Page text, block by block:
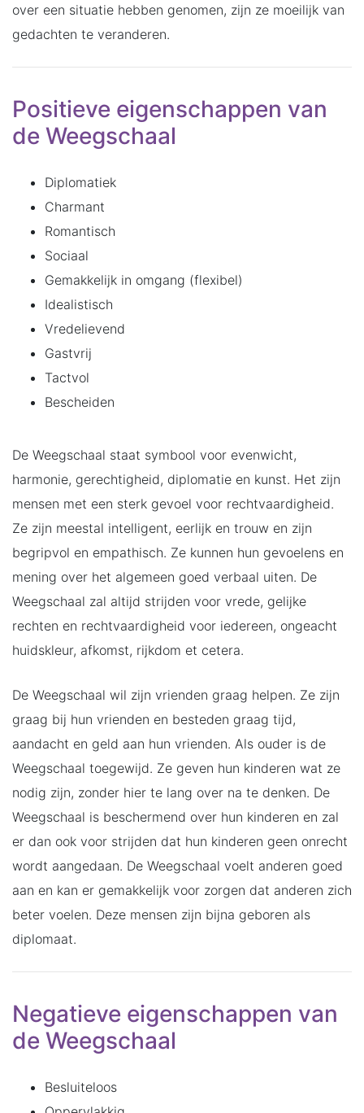
over een situatie hebben genomen, zijn ze moeilijk van
gedachten te veranderen.
Positieve eigenschappen van
de Weegschaal
Diplomatiek
Charmant
Romantisch
Sociaal
Gemakkelijk in omgang (flexibel)
Idealistisch
Vredelievend
Gastvrij
Tactvol
Bescheiden
De Weegschaal staat symbool voor evenwicht,
harmonie, gerechtigheid, diplomatie en kunst. Het zijn
mensen met een sterk gevoel voor rechtvaardigheid.
Ze zijn meestal intelligent, eerlijk en trouw en zijn
begripvol en empathisch. Ze kunnen hun gevoelens en
mening over het algemeen goed verbaal uiten. De
Weegschaal zal altijd strijden voor vrede, gelijke
rechten en rechtvaardigheid voor iedereen, ongeacht
huidskleur, afkomst, rijkdom et cetera.
De Weegschaal wil zijn vrienden graag helpen. Ze zijn
graag bij hun vrienden en besteden graag tijd,
aandacht en geld aan hun vrienden. Als ouder is de
Weegschaal toegewijd. Ze geven hun kinderen wat ze
nodig zijn, zonder hier te lang over na te denken. De
Weegschaal is beschermend over hun kinderen en zal
er dan ook voor strijden dat hun kinderen geen onrecht
wordt aangedaan. De Weegschaal voelt anderen goed
aan en kan er gemakkelijk voor zorgen dat anderen zich
beter voelen. Deze mensen zijn bijna geboren als
diplomaat.
Negatieve eigenschappen van
de Weegschaal
Besluiteloos